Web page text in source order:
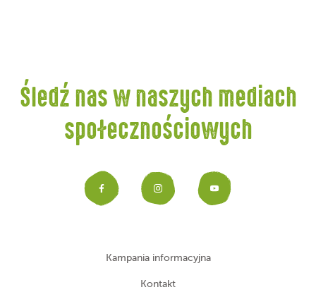
Śledź nas w naszych mediach
społecznościowych
Facebook
Instagram
Kampania informacyjna
Kontakt